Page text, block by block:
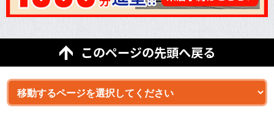
このページの先頭へ戻る